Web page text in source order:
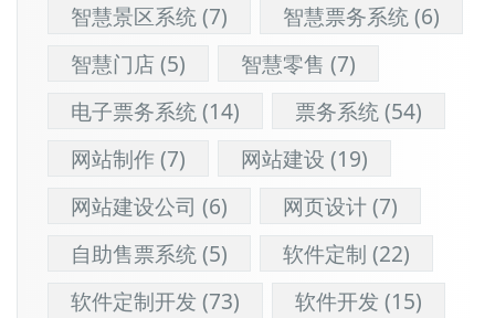
智慧景区系统(7) 智慧票务系统(6)
智慧门店(5) 智慧零售 (7)
电子票务系统(14) 票务系统(54)
网站制作(7) 网站建设 (19)
网站建设公司 (6) 网页设计(7)
自助售票系统(5) 软件定制 (22)
软件定制开发 (73) 软件开发 (15)